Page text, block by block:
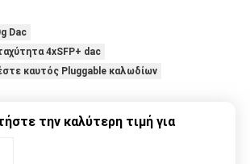
Dac
4xSFP+ dac
καυτός Pluggable καλωδίων
την καλύτερη τιμή για